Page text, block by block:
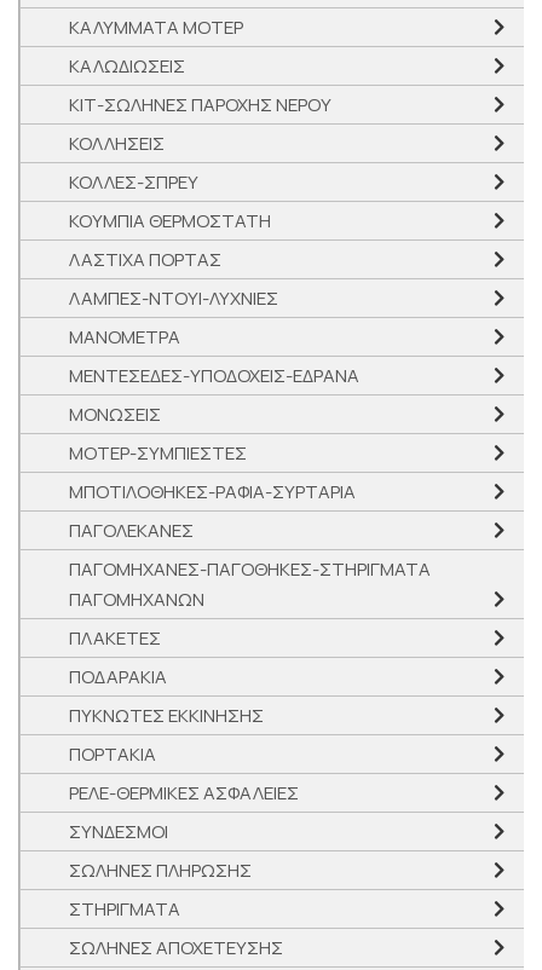
ΚΑΛΥΜΜΑΤΑ ΜΟΤΕΡ
ΚΑΛΩΔΙΩΣΕΙΣ
ΚΙΤ-ΣΩΛΗΝΕΣ ΠΑΡΟΧΗΣ ΝΕΡΟΥ
ΚΟΛΛΗΣΕΙΣ
ΚΟΛΛΕΣ-ΣΠΡΕΥ
ΚΟΥΜΠΙΑ ΘΕΡΜΟΣΤΑΤΗ
ΛΑΣΤΙΧΑ ΠΟΡΤΑΣ
ΛΑΜΠΕΣ-ΝΤΟΥΙ-ΛΥΧΝΙΕΣ
ΜΑΝΟΜΕΤΡΑ
ΜΕΝΤΕΣΕΔΕΣ-ΥΠΟΔΟΧΕΙΣ-ΕΔΡΑΝΑ
ΜΟΝΩΣΕΙΣ
ΜΟΤΕΡ-ΣΥΜΠΙΕΣΤΕΣ
ΜΠΟΤΙΛΟΘΗΚΕΣ-ΡΑΦΙΑ-ΣΥΡΤΑΡΙΑ
ΠΑΓΟΛΕΚΑΝΕΣ
ΠΑΓΟΜΗΧΑΝΕΣ-ΠΑΓΟΘΗΚΕΣ-ΣΤΗΡΙΓΜΑΤΑ
ΠΑΓΟΜΗΧΑΝΩΝ
ΠΛΑΚΕΤΕΣ
ΠΟΔΑΡΑΚΙΑ
ΠΥΚΝΩΤΕΣ ΕΚΚΙΝΗΣΗΣ
ΠΟΡΤΑΚΙΑ
ΡΕΛΕ-ΘΕΡΜΙΚΕΣ ΑΣΦΑΛΕΙΕΣ
ΣΥΝΔΕΣΜΟΙ
ΣΩΛΗΝΕΣ ΠΛΗΡΩΣΗΣ
ΣΤΗΡΙΓΜΑΤΑ
ΣΩΛΗΝΕΣ ΑΠΟΧΕΤΕΥΣΗΣ